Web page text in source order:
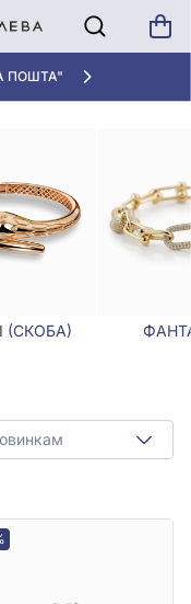
ПОШТА"
- 16,5
- 16,5
(СКОБА)